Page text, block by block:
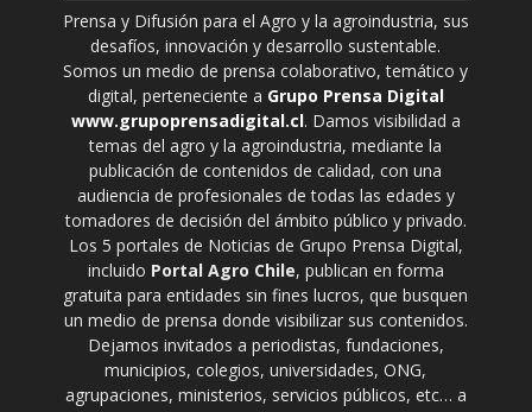
Prensa y Difusión para el Agro y la agroindustria, sus
desafíos, innovación y desarrollo sustentable.
Somos un medio de prensa colaborativo, temático y
digital, perteneciente a Grupo Prensa Digital
www.grupoprensadigital.cl. Damos visibilidad a
temas del agro y la agroindustria, mediante la
publicación de contenidos de calidad, con una
audiencia de profesionales de todas las edades y
tomadores de decisión del ámbito público y privado.
Los 5 portales de Noticias de Grupo Prensa Digital,
incluido Portal Agro Chile, publican en forma
gratuita para entidades sin fines lucros, que busquen
un medio de prensa donde visibilizar sus contenidos.
Dejamos invitados a periodistas, fundaciones,
municipios, colegios, universidades, ONG,
agrupaciones, ministerios, servicios públicos, etc… a